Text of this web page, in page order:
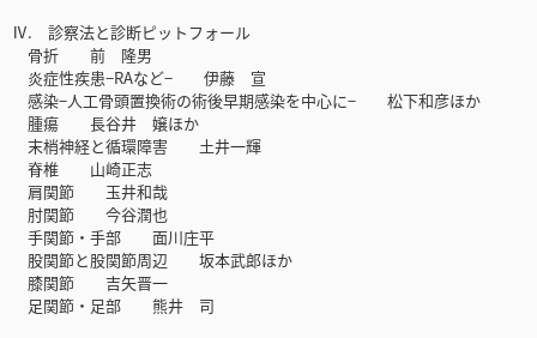
Ⅳ. 診察法と診断ピットフォール
骨折 前 隆男
炎症性疾患−RAなど− 伊藤 宣
感染−人工骨頭置換術の術後早期感染を中心に− 松下和彦ほか
腫瘍 長谷井 嬢ほか
末梢神経と循環障害 土井一輝
脊椎 山崎正志
肩関節 玉井和哉
肘関節 今谷潤也
手関節・手部 面川庄平
股関節と股関節周辺 坂本武郎ほか
膝関節 吉矢晋一
足関節・足部 熊井 司